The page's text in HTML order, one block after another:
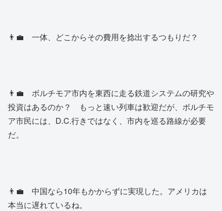
👨‍💼 一体、どこからその費用を捻出するつもりだ？
👨‍💼 ボルチモア市内を東西に走る鉄道システムの研究や
投資はあるのか？ もっと速い列車は歓迎だが、ボルチモ
ア市民には、D.C.行きではなく、市内を巡る路線が必要
だ。
👨‍💼 中国なら10年もかからずに実現した。アメリカは
本当に遅れているね。